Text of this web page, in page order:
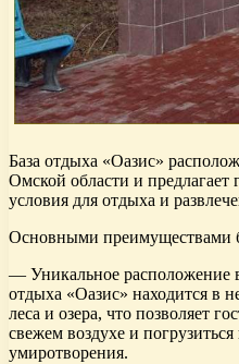
База отдыха «Оазис»
Омской области и предлагает
условия для отдыха и
Основными преимуществами
— Уникальное расположение
отдыха «Оазис» находится в
леса и озера, что позволяет
свежем воздухе и
умиротворения.